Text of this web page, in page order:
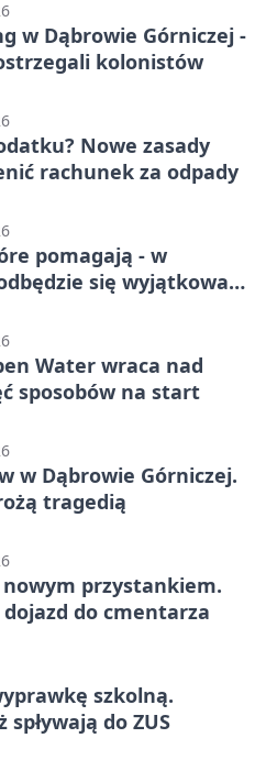
w Dąbrowie Górniczej -
kolonistów
Nowe zasady
rachunek za odpady
pomagają - w
się wyjątkowa
Water wraca nad
sposobów na start
w Dąbrowie Górniczej.
tragedią
nowym przystankiem.
do cmentarza
szkolną.
spływają do ZUS